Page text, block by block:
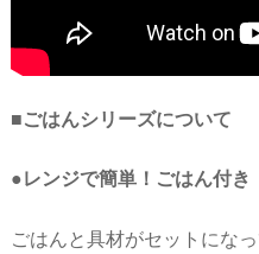
■ごはんシリーズについて
●レンジで簡単！ごはん付き
ごはんと具材がセットにな